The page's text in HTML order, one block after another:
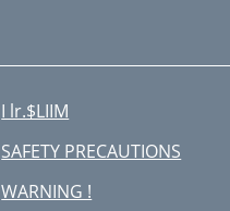
I lr.$LIIM
SAFETY PRECAUTIONS
WARNING !